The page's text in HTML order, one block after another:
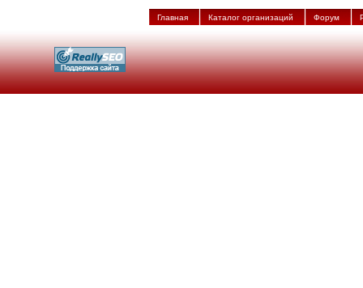
Главная Каталог организаций Форум